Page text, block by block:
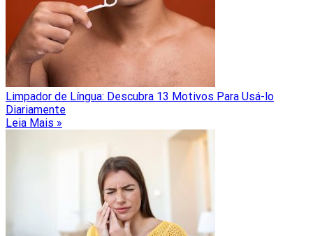
Limpador de Língua: Descubra 13 Motivos Para Usá-lo
Diariamente
Leia Mais »